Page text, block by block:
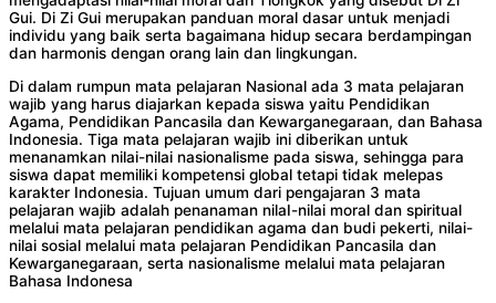
Gui. Di Zi Gui merupakan panduan moral dasar untuk menjadi
individu yang baik serta bagaimana hidup secara berdampingan
dan harmonis dengan orang lain dan lingkungan.
Di dalam rumpun mata pelajaran Nasional ada 3 mata pelajaran
wajib yang harus diajarkan kepada siswa yaitu Pendidikan
Agama, Pendidikan Pancasila dan Kewarganegaraan, dan Bahasa
Indonesia. Tiga mata pelajaran wajib ini diberikan untuk
menanamkan nilai-nilai nasionalisme pada siswa, sehingga para
siswa dapat memiliki kompetensi global tetapi tidak melepas
karakter Indonesia. Tujuan umum dari pengajaran 3 mata
pelajaran wajib adalah penanaman nilaI-nilai moral dan spiritual
melalui mata pelajaran pendidikan agama dan budi pekerti, nilai-
nilai sosial melalui mata pelajaran Pendidikan Pancasila dan
Kewarganegaraan, serta nasionalisme melalui mata pelajaran
Bahasa Indonesa